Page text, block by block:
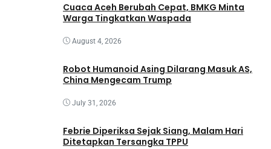
Cuaca Aceh Berubah Cepat, BMKG Minta
Warga Tingkatkan Waspada
August 4, 2026
Robot Humanoid Asing Dilarang Masuk AS,
China Mengecam Trump
July 31, 2026
Febrie Diperiksa Sejak Siang, Malam Hari
Ditetapkan Tersangka TPPU